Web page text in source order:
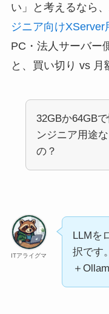
い」と考えるなら
ジニア向けXServer
PC・法人サーバー
と、買い切り vs 月
32GBか64GB
ンジニア用途
の？
ITアライグマ
LLMを
択です
＋